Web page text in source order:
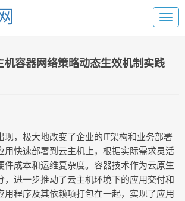
机容器网络策略动态生效机制实践
现，极大地改变了企业的IT架构和业务部署
用快速部署到云主机上，根据实际需求灵活
件成本和运维复杂度。容器技术作为云原生
，进一步推动了云主机环境下的应用交付和
用程序及其依赖项打包在一起，实现了应用